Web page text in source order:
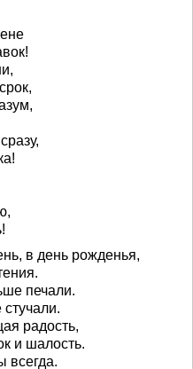
в день рожденья,
печали.
радость,
и шалость.
всегда.